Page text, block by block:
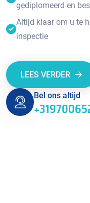
gediplomeerd en
Altijd klaar om u te
inspectie
LEES VERDER
Bel ons altijd